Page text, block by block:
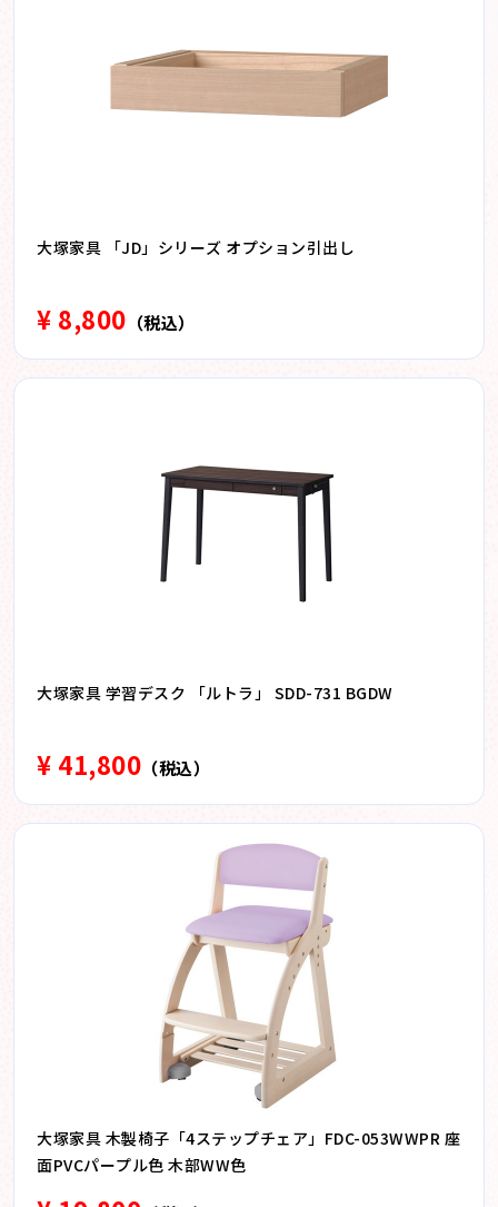
大塚家具 「JD」シリーズ オプション引出し
¥ 8,800 （税込）
大塚家具 学習デスク 「ルトラ」 SDD-731 BGDW
¥ 41,800 （税込）
大塚家具 木製椅子「4ステップチェア」FDC-053WWPR 座
面PVCパープル色 木部WW色